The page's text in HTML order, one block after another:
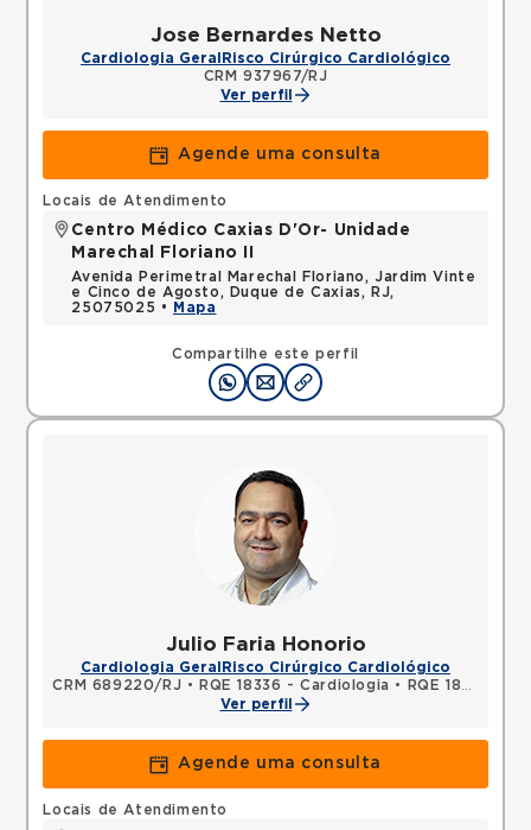
Jose Bernardes Netto
Cardiologia Geral Risco Cirúrgico Cardiológico
CRM 937967/RJ
Ver perfil
Agende uma consulta
Compartilhe este perfil
Locais de Atendimento
Centro Médico Caxias D'Or- Unidade
Marechal Floriano II
Avenida Perimetral Marechal Floriano, Jardim Vinte
e Cinco de Agosto, Duque de Caxias, RJ,
25075025 •
Mapa
Julio Faria Honorio
Cardiologia Geral Risco Cirúrgico Cardiológico
CRM 689220/RJ • RQE 18336 - Cardiologia •
RQE 18337 - Cirurgia cardiovascular
Ver perfil
Agende uma consulta
Locais de Atendimento